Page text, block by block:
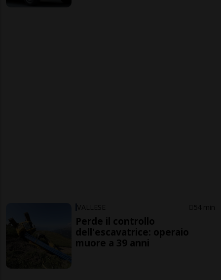
VALLESE 54 min
Perde il controllo
dell'escavatrice: operaio
muore a 39 anni